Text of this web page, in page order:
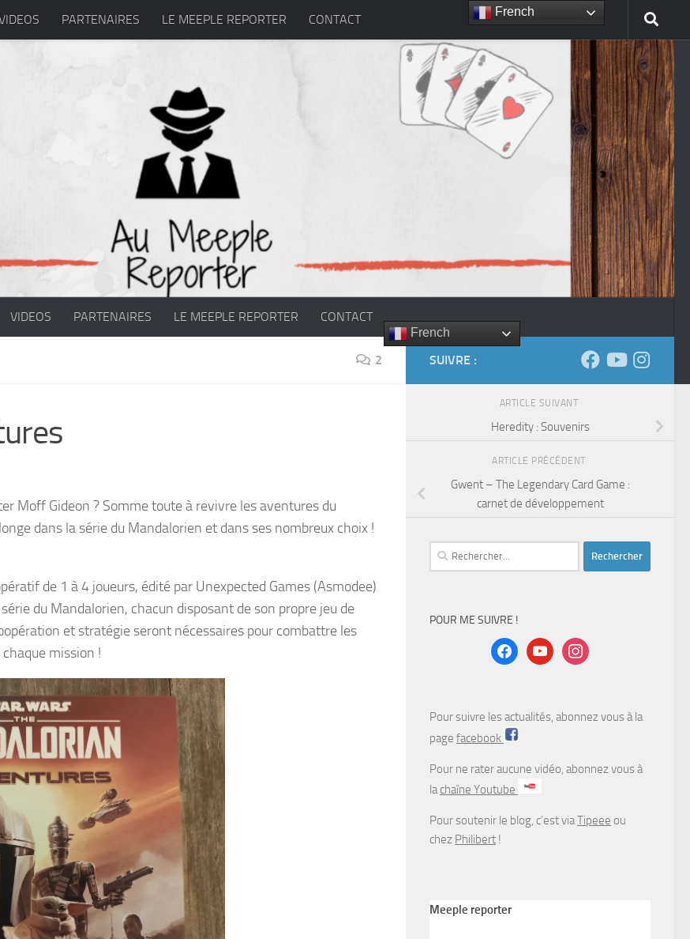
PARTENAIRES LE MEEPLE REPORTER CONTACT
VIDEOS PARTENAIRES LE MEEPLE REPORTER CONTACT
French
2
Moff Gideon ? Somme toute à revivre les aventures du
dans la série du Mandalorien et dans ses nombreux choix !
de 1 à 4 joueurs, édité par Unexpected Games (Asmodee)
du Mandalorien, chacun disposant de son propre jeu de
et stratégie seront nécessaires pour combattre les
mission !
SUIVRE :
ARTICLE SUIVANT
Heredity : Souvenirs
ARTICLE PRÉCÉDENT
Gwent – The Legendary Card Game :
carnet de développement
Rechercher :
POUR ME SUIVRE !
facebookyoutubeinstagram
Pour suivre les actualités, abonnez vous à la
page facebook
Pour ne rater aucune vidéo, abonnez vous à
la chaîne Youtube
Pour soutenir le blog, c’est viaTipeee ou
chez Philibert !
Meeple reporter
French